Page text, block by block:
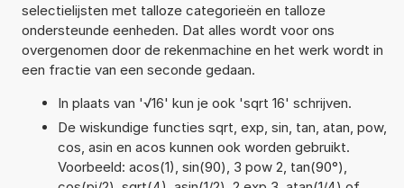
selectielijsten met talloze categorieën en talloze
ondersteunde eenheden. Dat alles wordt voor ons
overgenomen door de rekenmachine en het werk wordt in
een fractie van een seconde gedaan.
In plaats van '√16' kun je ook 'sqrt 16' schrijven.
De wiskundige functies sqrt, exp, sin, tan, atan, pow,
cos, asin en acos kunnen ook worden gebruikt.
Voorbeeld: acos(1), sin(90), 3 pow 2, tan(90°),